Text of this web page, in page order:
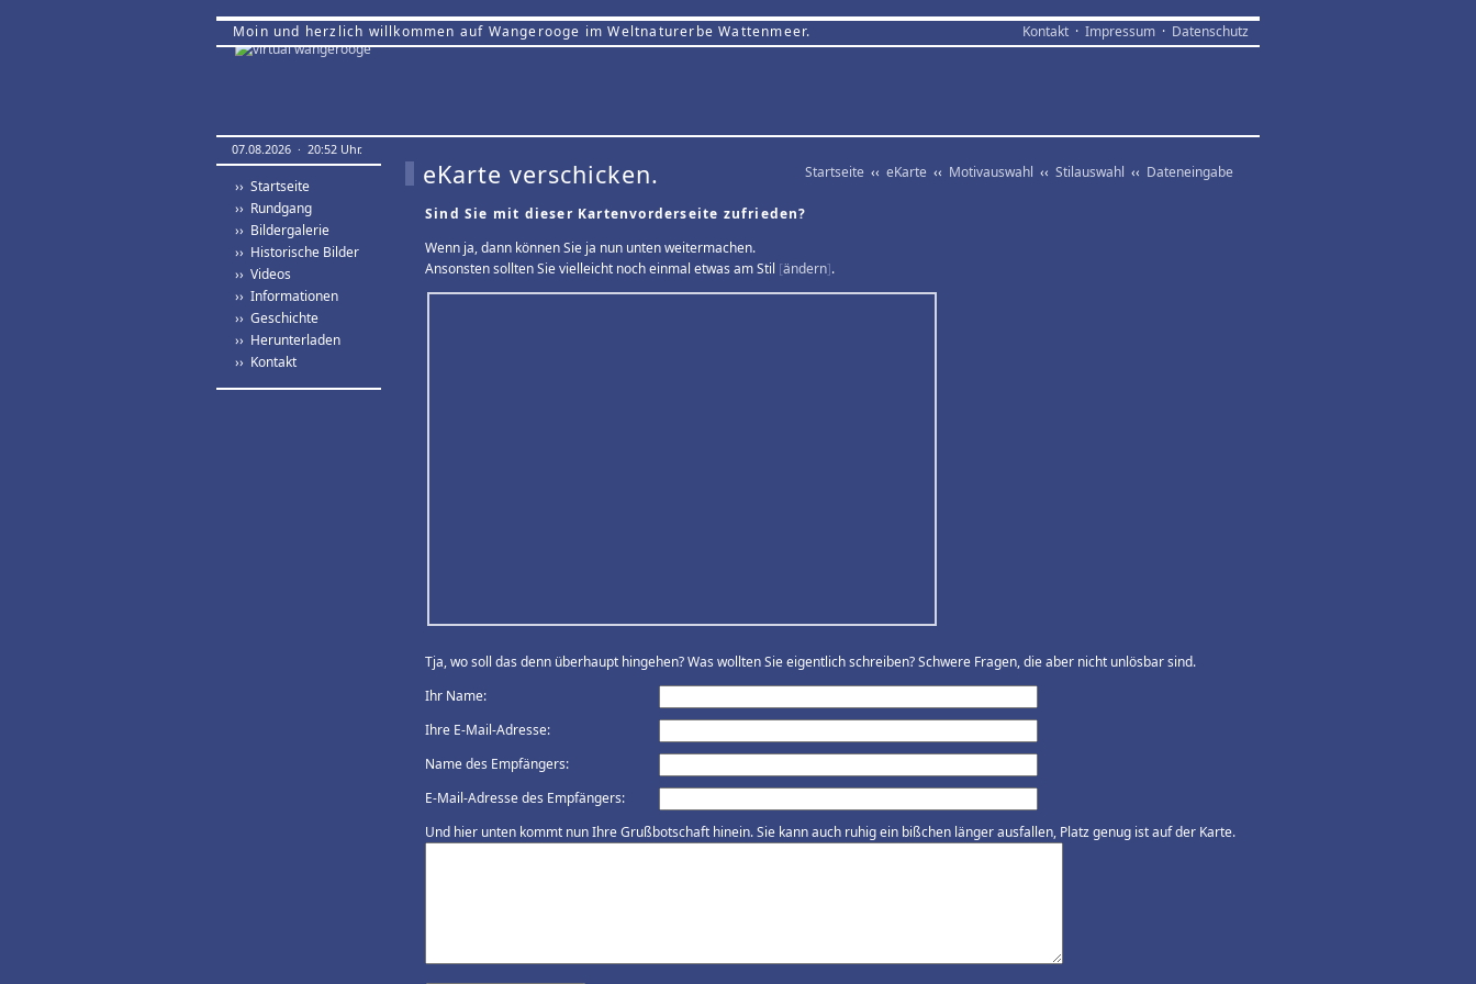
Moin und herzlich willkommen auf Wangerooge im Weltnaturerbe Wattenmeer. Kontakt · Impressum · Datenschutz
07.08.2026 · 20:52 Uhr.
›› Startseite
›› Rundgang
›› Bildergalerie
›› Historische Bilder
›› Videos
›› Informationen
›› Geschichte
›› Herunterladen
›› Kontakt
Startseite ‹‹ eKarte ‹‹ Motivauswahl ‹‹ Stilauswahl ‹‹ Dateneingabe
eKarte verschicken.
Sind Sie mit dieser Kartenvorderseite zufrieden?
Wenn ja, dann können Sie ja nun unten weitermachen.
Ansonsten sollten Sie vielleicht noch einmal etwas am Stil [ändern].
Tja, wo soll das denn überhaupt hingehen? Was wollten Sie eigentlich schreiben? Schwere Fragen, die aber nicht unlösbar sind.
Ihr Name:
Ihre E-Mail-Adresse:
Name des Empfängers:
E-Mail-Adresse des Empfängers:
Und hier unten kommt nun Ihre Grußbotschaft hinein. Sie kann auch ruhig ein bißchen länger ausfallen, Platz genug ist auf der Karte.